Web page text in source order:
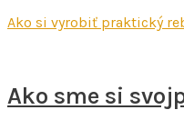
Ako si vyrobiť praktický
Ako sme si